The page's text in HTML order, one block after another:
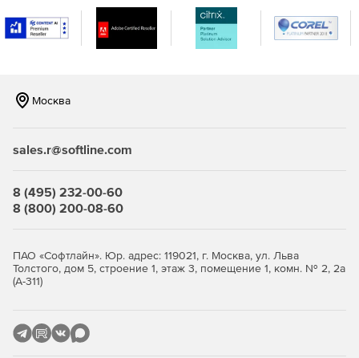
Поддержка практически всех используемых в
настоящее время отечественных и зарубежных сред
Гибкость и удобство администрирования – продукт
соответствуют политике безопасности компании.
Антивирусная проверка потоков данных при
передаче файлов (FTP-трафик) и просмотре сетевых
Единое распоряжение защитой через сетевой узел
управления единым комплексом обеспечения
Москва
sales.r@softline.com
8 (495) 232-00-60
8 (800) 200-08-60
ПАО «Софтлайн». Юр. адрес: 119021, г. Москва, ул. Льва
Толстого, дом 5, строение 1, этаж 3, помещение 1, комн. № 2, 2а
(А-311)